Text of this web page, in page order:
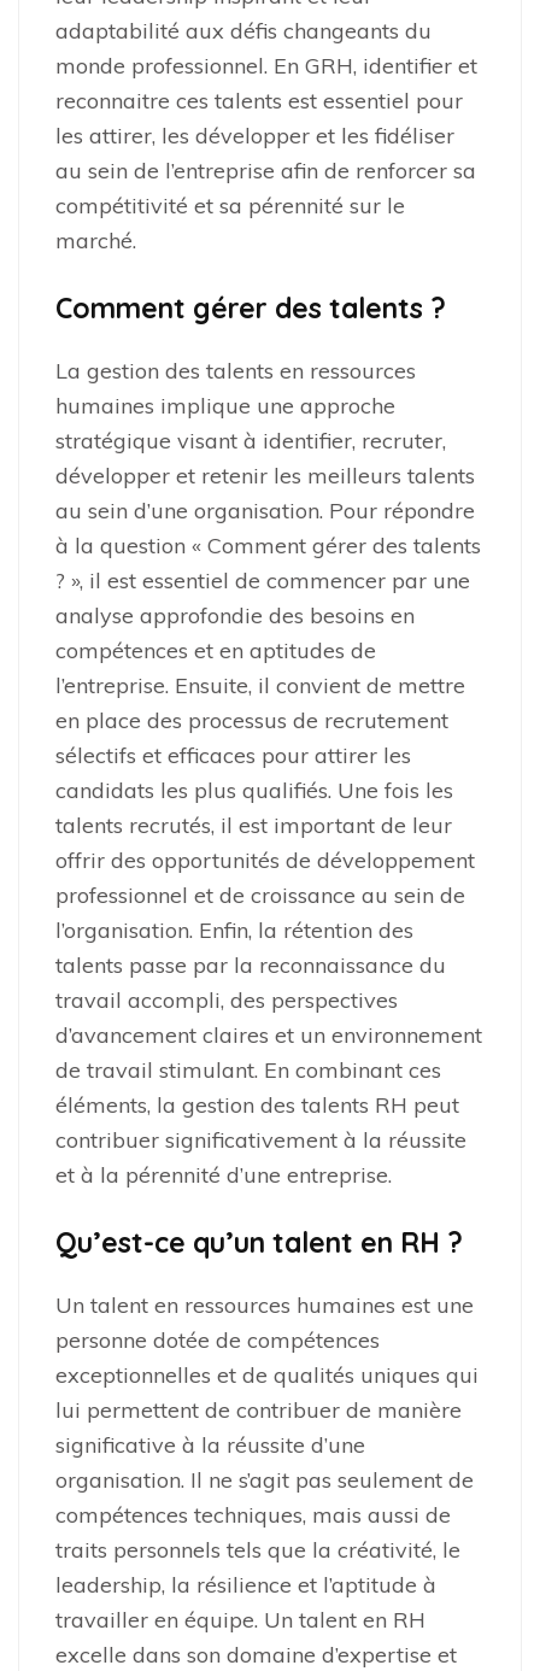
adaptabilité aux défis changeants du
monde professionnel. En GRH, identifier et
reconnaitre ces talents est essentiel pour
les attirer, les développer et les fidéliser
au sein de l’entreprise afin de renforcer sa
compétitivité et sa pérennité sur le
marché.
Comment gérer des talents ?
La gestion des talents en ressources
humaines implique une approche
stratégique visant à identifier, recruter,
développer et retenir les meilleurs talents
au sein d’une organisation. Pour répondre
à la question « Comment gérer des talents
? », il est essentiel de commencer par une
analyse approfondie des besoins en
compétences et en aptitudes de
l’entreprise. Ensuite, il convient de mettre
en place des processus de recrutement
sélectifs et efficaces pour attirer les
candidats les plus qualifiés. Une fois les
talents recrutés, il est important de leur
offrir des opportunités de développement
professionnel et de croissance au sein de
l’organisation. Enfin, la rétention des
talents passe par la reconnaissance du
travail accompli, des perspectives
d’avancement claires et un environnement
de travail stimulant. En combinant ces
éléments, la gestion des talents RH peut
contribuer significativement à la réussite
et à la pérennité d’une entreprise.
Qu’est-ce qu’un talent en RH ?
Un talent en ressources humaines est une
personne dotée de compétences
exceptionnelles et de qualités uniques qui
lui permettent de contribuer de manière
significative à la réussite d’une
organisation. Il ne s’agit pas seulement de
compétences techniques, mais aussi de
traits personnels tels que la créativité, le
leadership, la résilience et l’aptitude à
travailler en équipe. Un talent en RH
excelle dans son domaine d’expertise et